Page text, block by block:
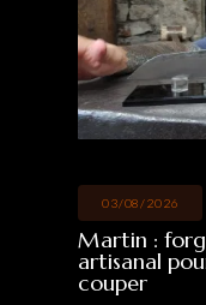
03/08/2026
Martin :
artisanal
couper